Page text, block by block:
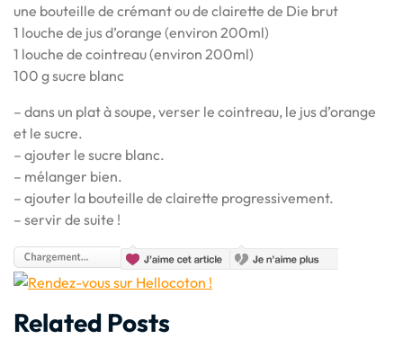
une bouteille de crémant ou de clairette de Die brut
1 louche de jus d’orange (environ 200ml)
1 louche de cointreau (environ 200ml)
100 g sucre blanc
– dans un plat à soupe, verser le cointreau, le jus d’orange
et le sucre.
– ajouter le sucre blanc.
– mélanger bien.
– ajouter la bouteille de clairette progressivement.
– servir de suite !
Related Posts